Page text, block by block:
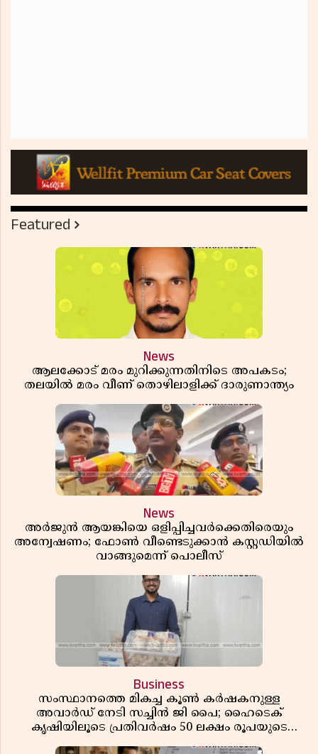
Featured
News
ആലക്കോട് മരം മുറിക്കുന്നതിനിടെ അപകടം;
തലയിൽ മരം വീണ് തൊഴിലാളിക്ക് ദാരുണാന്ത്യം
News
അർജുൻ ആയങ്കിയെ ഒളിപ്പിച്ചവർക്കെതിരെയും
അന്വേഷണം; ഫോൺ വീണ്ടെടുക്കാൻ കസ്റ്റഡിയിൽ
വാങ്ങുമെന്ന് പൊലീസ്
Business
സംസ്ഥാനത്തെ മികച്ച കൂൺ കർഷകനുള്ള
അവാർഡ് നേടി സച്ചിൻ ജി പൈ; ഹൈടെക്
കൃഷിയിലൂടെ പ്രതിവർഷം 50 ലക്ഷം രൂപയുടെ